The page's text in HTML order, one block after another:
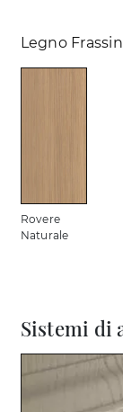
Legno
Rovere
Naturale
Sistemi di